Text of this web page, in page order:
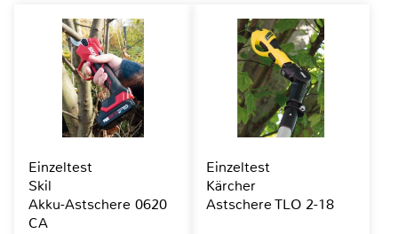
Einzeltest
Skil
Akku-Astschere 0620
CA
Einzeltest
Kärcher
Astschere TLO 2-18